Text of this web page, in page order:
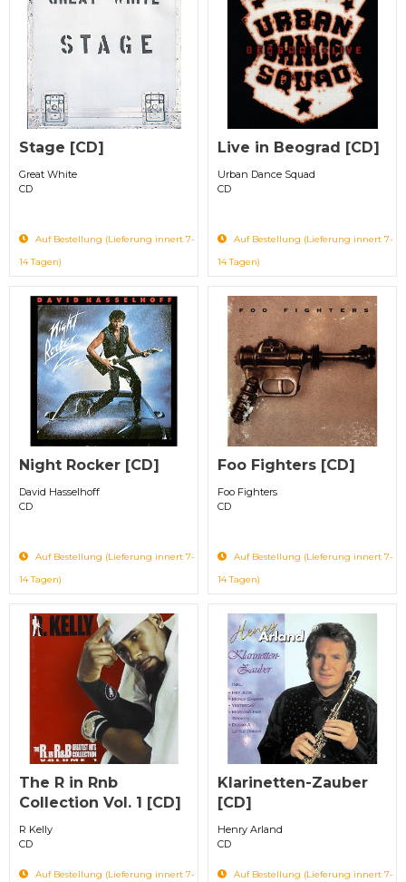
Stage [CD]
Great White
CD
Auf Bestellung (Lieferung innert 7-
14 Tagen)
Live in Beograd [CD]
Urban Dance Squad
CD
Auf Bestellung (Lieferung innert 7-
14 Tagen)
Night Rocker [CD]
David Hasselhoff
CD
Auf Bestellung (Lieferung innert 7-
14 Tagen)
Foo Fighters [CD]
Foo Fighters
CD
Auf Bestellung (Lieferung innert 7-
14 Tagen)
The R in Rnb
Collection Vol. 1 [CD]
R Kelly
CD
Auf Bestellung (Lieferung innert 7-
Klarinetten-Zauber
[CD]
Henry Arland
CD
Auf Bestellung (Lieferung innert 7-